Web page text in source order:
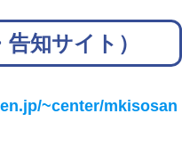
知サイト）
~center/mkisosan